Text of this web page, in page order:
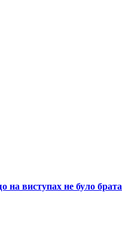
виступах не було брата